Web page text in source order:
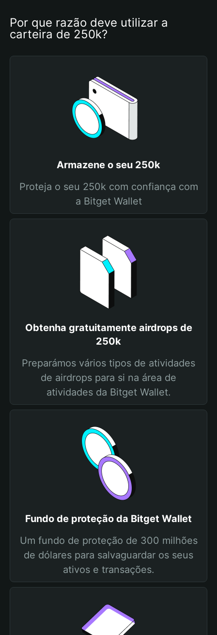
Por que razão deve utilizar a
carteira de 250k?
Armazene o seu 250k
Proteja o seu 250k com confiança com
a Bitget Wallet
Obtenha gratuitamente airdrops de
250k
Preparámos vários tipos de atividades
de airdrops para si na área de
atividades da Bitget Wallet.
Fundo de proteção da Bitget Wallet
Um fundo de proteção de 300 milhões
de dólares para salvaguardar os seus
ativos e transações.